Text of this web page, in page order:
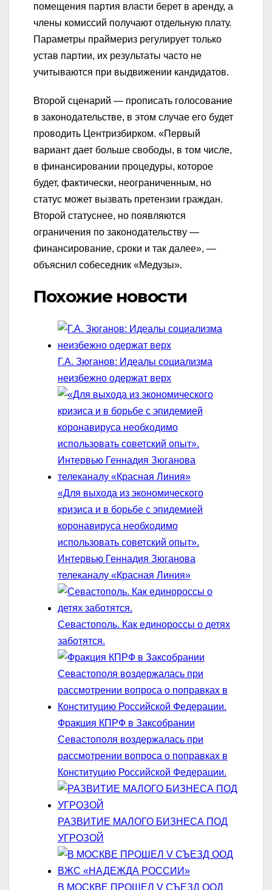
помещения партия власти берет в аренду, а
члены комиссий получают отдельную плату.
Параметры праймериз регулирует только
устав партии, их результаты часто не
учитываются при выдвижении кандидатов.
Второй сценарий — прописать голосование
в законодательстве, в этом случае его будет
проводить Центризбирком. «Первый
вариант дает больше свободы, в том числе,
в финансировании процедуры, которое
будет, фактически, неограниченным, но
статус может вызвать претензии граждан.
Второй статуснее, но появляются
ограничения по законодательству —
финансирование, сроки и так далее», —
объяснил собеседник «Медузы».
Похожие новости
Г.А. Зюганов: Идеалы социализма
неизбежно одержат верх
«Для выхода из экономического
кризиса и в борьбе с эпидемией
коронавируса необходимо
использовать советский опыт».
Интервью Геннадия Зюганова
телеканалу «Красная Линия»
Севастополь. Как единороссы о детях
заботятся.
Фракция КПРФ в Заксобрании
Севастополя воздержалась при
рассмотрении вопроса о поправках в
Конституцию Российской Федерации.
РАЗВИТИЕ МАЛОГО БИЗНЕСА ПОД
УГРОЗОЙ
В МОСКВЕ ПРОШЕЛ V СЪЕЗД ООД